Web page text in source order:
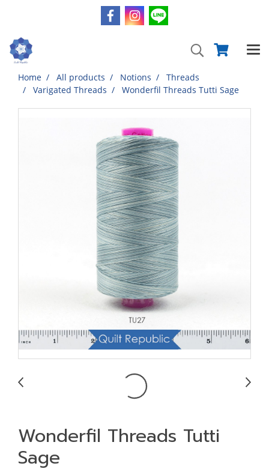
Home All products Notions
Threads
Varigated Threads
Wonderfil Threads Tutti Sage
Wonderfil Threads Tutti
Sage